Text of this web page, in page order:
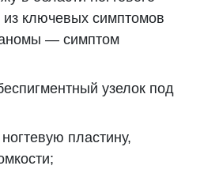
ключевых симптомов
— симптом
узелок под
пластину,